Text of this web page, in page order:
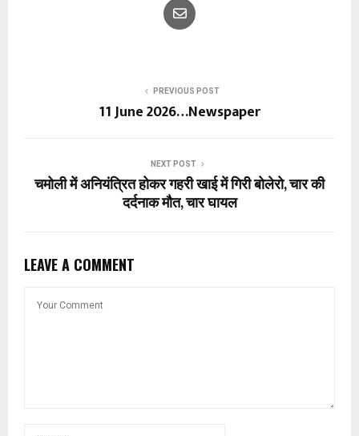
PREVIOUS POST
11 June 2026…Newspaper
NEXT POST
चमोली में अनियंत्रित होकर गहरी खाई में गिरी बोलेरो, चार की
दर्दनाक मौत, चार घायल
LEAVE A COMMENT